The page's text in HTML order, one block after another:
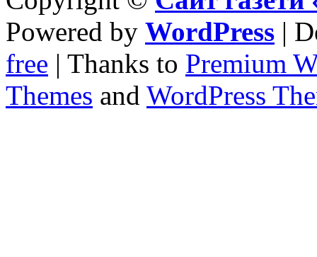
Powered by WordPress |
free | Thanks to Premium
Themes and WordPress